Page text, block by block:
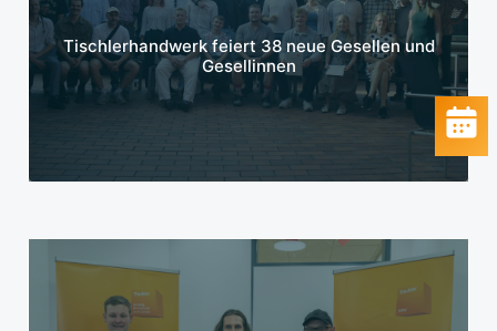
Tischlerhandwerk feiert 38 neue Gesellen und
Gesellinnen
Mehr erfahren